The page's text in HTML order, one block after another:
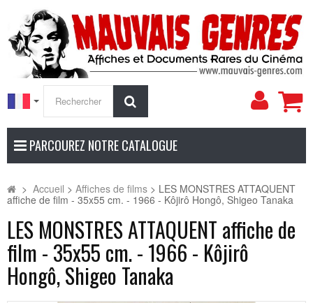
Mon
PARCOUREZ NOTRE CATALOGUE
> Accueil > Affiches de films > LES MONSTRES ATTAQUENT
affiche de film - 35x55 cm. - 1966 - Kôjirô Hongô, Shigeo Tanaka
LES MONSTRES ATTAQUENT affiche de
film - 35x55 cm. - 1966 - Kôjirô
Hongô, Shigeo Tanaka